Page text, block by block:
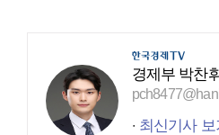
경제부 박찬
최신기사 보